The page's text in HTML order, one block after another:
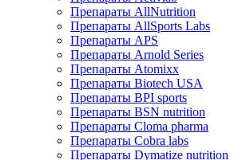
Препараты AllNutrition
Препараты AllSports Labs
Препараты APS
Препараты Arnold Series
Препараты Atomixx
Препараты Biotech USA
Препараты BPI sports
Препараты BSN nutrition
Препараты Cloma pharma
Препараты Cobra labs
Препараты Dymatize nutrition